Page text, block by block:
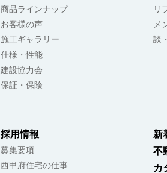
商品ラインナップ
お客様の声
施工ギャラリー
仕様・性能
建設協力会
保証・保険
リ
メ
談
採用情報
募集要項
西甲府住宅の仕事
新
不
カ